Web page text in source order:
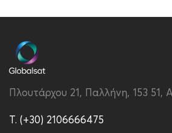
Συμβατότητα
Τύπος
Υλικό
Χρώμα Μωβ
Πλουτάρχου 21, Παλλήνη, 153 51,
T. (+30) 2106666475